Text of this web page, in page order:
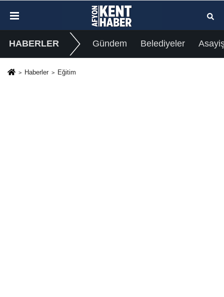
HABERLER Gündem Belediyeler
Haberler Eğitim